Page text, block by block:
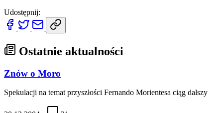
Udostępnij:
Ostatnie aktualności
Znów o Moro
Spekulacji na temat przyszłości Fernando Morientesa ciąg dalszy